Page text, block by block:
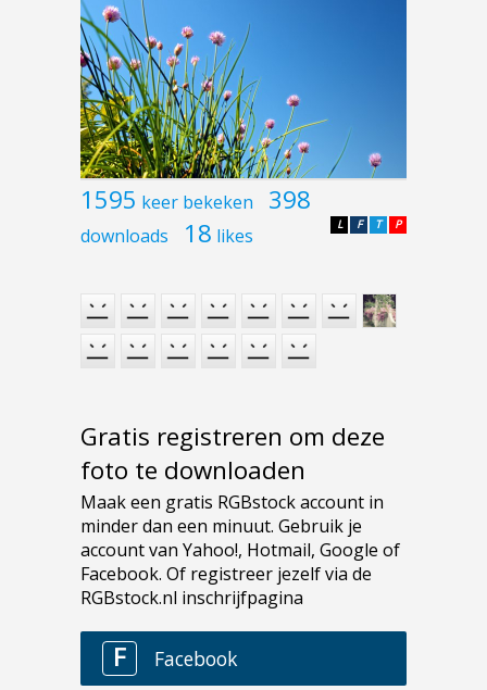
1595 keer bekeken 398
downloads 18 likes P
T
F
L
Gratis registreren om deze
foto te downloaden